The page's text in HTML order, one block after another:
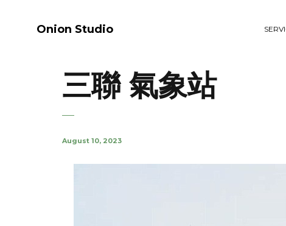
Onion Studio
三聯 氣象站
August 10, 2023